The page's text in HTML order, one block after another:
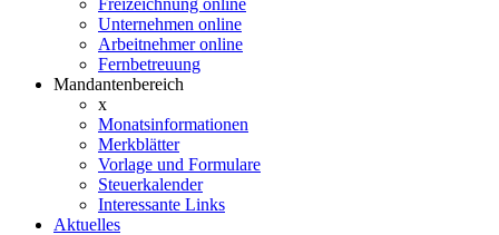
Freizeichnung online
Unternehmen online
Arbeitnehmer online
Fernbetreuung
Mandantenbereich
x
Monatsinformationen
Merkblätter
Vorlage und Formulare
Steuerkalender
Interessante Links
Aktuelles